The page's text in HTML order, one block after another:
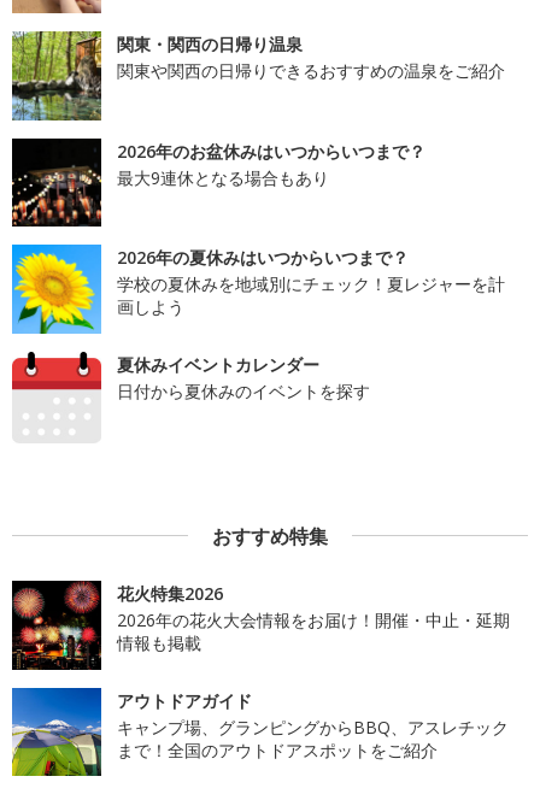
関東・関西の日帰り温泉
関東や関西の日帰りできるおすすめの温泉をご紹介
2026年のお盆休みはいつからいつまで？
最大9連休となる場合もあり
2026年の夏休みはいつからいつまで？
学校の夏休みを地域別にチェック！夏レジャーを計
画しよう
夏休みイベントカレンダー
日付から夏休みのイベントを探す
おすすめ特集
花火特集2026
2026年の花火大会情報をお届け！開催・中止・延期
情報も掲載
アウトドアガイド
キャンプ場、グランピングからBBQ、アスレチック
まで！全国のアウトドアスポットをご紹介